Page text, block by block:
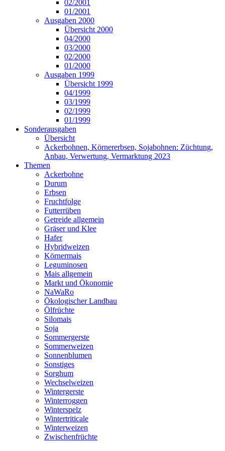
02/2001
01/2001
Ausgaben 2000
Übersicht 2000
04/2000
03/2000
02/2000
01/2000
Ausgaben 1999
Übersicht 1999
04/1999
03/1999
02/1999
01/1999
Sonderausgaben
Übersicht
Ackerbohnen, Körnererbsen, Sojabohnen: Züchtung,
Anbau, Verwertung, Vermarktung 2023
Themen
Ackerbohne
Durum
Erbsen
Fruchtfolge
Futterrüben
Getreide allgemein
Gräser und Klee
Hafer
Hybridweizen
Körnermais
Leguminosen
Mais allgemein
Markt und Ökonomie
NaWaRo
Ökologischer Landbau
Ölfrüchte
Silomais
Soja
Sommergerste
Sommerweizen
Sonnenblumen
Sonstiges
Sorghum
Wechselweizen
Wintergerste
Winterroggen
Winterspelz
Wintertriticale
Winterweizen
Zwischenfrüchte